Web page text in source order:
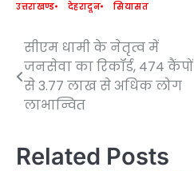
उत्तराखण्ड देहरादून सियासत
Post
navigation
सीएम धामी के नेतृत्व में
जनसेवा का रिकॉर्ड, 474 कैंपों
से 3.77 लाख से अधिक लोग
लाभान्वित
Related Posts